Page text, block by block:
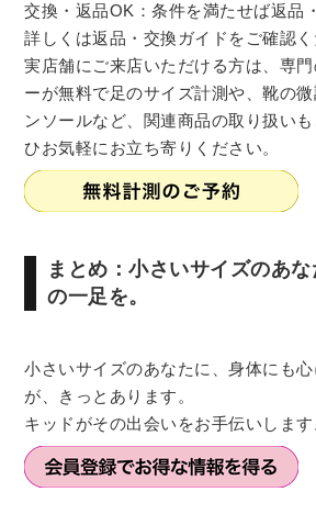
交換・返品OK：条件を満たせば返品
詳しくは返品・交換ガイドをご確認く
実店舗にご来店いただける方は、専
ーが無料で足のサイズ計測や、靴の
ンソールなど、関連商品の取り扱い
ひお気軽にお立ち寄りください。
まとめ：小さいサイズのあ
の一足を。
小さいサイズのあなたに、身体にも
が、きっとあります。
キッドがその出会いをお手伝いします